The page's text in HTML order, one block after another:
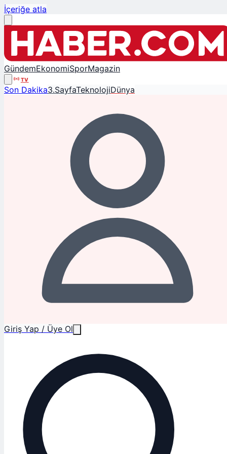
İçeriğe atla
GündemEkonomiSporMagazin
TV
Son Dakika3.SayfaTeknolojiDünya
Giriş Yap / Üye Ol